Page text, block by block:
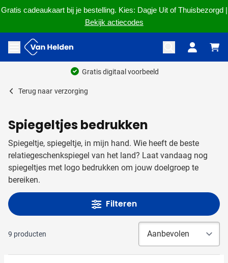
Gratis cadeaukaart bij je bestelling. Kies: Dagje Uit of Thuisbezorgd |
Bekijk actiecodes
Ga naar de inhoud
Menu openen
Ruim 60 jaar ervaring
Terug naar verzorging
Spiegeltjes bedrukken
Spiegeltje, spiegeltje, in mijn hand. Wie heeft de beste
relatiegeschenkspiegel van het land? Laat vandaag nog
spiegeltjes met logo bedrukken om jouw doelgroep te
bereiken.
Filteren
9 producten